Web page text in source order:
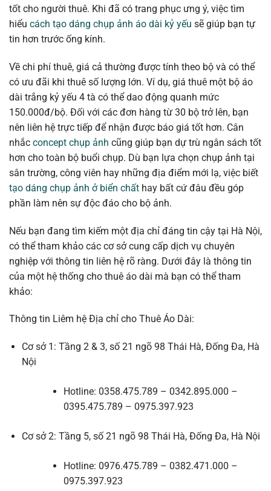
tốt cho người thuê. Khi đã có trang phục ưng ý, việc tìm
hiểu cách tạo dáng chụp ảnh áo dài kỷ yếu sẽ giúp bạn tự
tin hơn trước ống kính.
Về chi phí thuê, giá cả thường được tính theo bộ và có thể
có ưu đãi khi thuê số lượng lớn. Ví dụ, giá thuê một bộ áo
dài trắng kỷ yếu 4 tà có thể dao động quanh mức
150.000đ/bộ. Đối với các đơn hàng từ 30 bộ trở lên, bạn
nên liên hệ trực tiếp để nhận được báo giá tốt hơn. Cân
nhắc concept chụp ảnh cũng giúp bạn dự trù ngân sách tốt
hơn cho toàn bộ buổi chụp. Dù bạn lựa chọn chụp ảnh tại
sân trường, công viên hay những địa điểm mới lạ, việc biết
tạo dáng chụp ảnh ở biển chất hay bất cứ đâu đều góp
phần làm nên sự độc đáo cho bộ ảnh.
Nếu bạn đang tìm kiếm một địa chỉ đáng tin cậy tại Hà Nội,
có thể tham khảo các cơ sở cung cấp dịch vụ chuyên
nghiệp với thông tin liên hệ rõ ràng. Dưới đây là thông tin
của một hệ thống cho thuê áo dài mà bạn có thể tham
khảo:
Thông tin Liêm hệ Địa chỉ cho Thuê Áo Dài:
Cơ sở 1: Tầng 2 & 3, số 21 ngõ 98 Thái Hà, Đống Đa, Hà
Nội
Hotline: 0358.475.789 – 0342.895.000 –
0395.475.789 – 0975.397.923
Cơ sở 2: Tầng 5, số 21 ngõ 98 Thái Hà, Đống Đa, Hà Nội
Hotline: 0976.475.789 – 0382.471.000 –
0975.397.923